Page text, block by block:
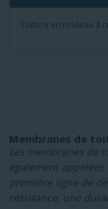
Toiture en rouleau à
Membranes de
Les membranes de
également
première ligne de
résistance, une